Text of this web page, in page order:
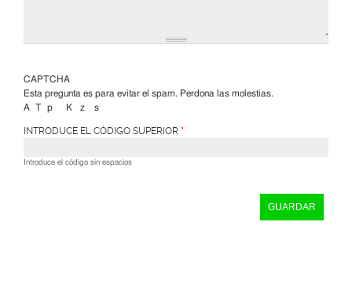
CAPTCHA
Esta pregunta es para evitar el spam. Perdona las molestias.
s
z
K
A T p
INTRODUCE EL CÓDIGO SUPERIOR *
Introduce el código sin espacios